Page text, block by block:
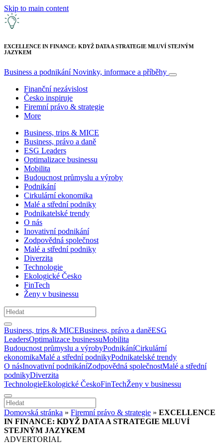
Skip to main content
EXCELLENCE IN FINANCE: KDYŽ DATA A STRATEGIE MLUVÍ STEJNÝM
JAZYKEM
Business a podnikáníNovinky, informace a příběhy
Finanční nezávislost
Česko inspiruje
Firemní právo & strategie
More
Business, trips & MICE
Business, právo a daně
ESG Leaders
Optimalizace businessu
Mobilita
Budoucnost průmyslu a výroby
Podnikání
Cirkulární ekonomika
Malé a střední podniky
Podnikatelské trendy
O nás
Inovativní podnikání
Zodpovědná společnost
Malé a střední podniky
Diverzita
Technologie
Ekologické Česko
FinTech
Ženy v businessu
Business, trips & MICEBusiness, právo a daněESG
LeadersOptimalizace businessuMobilita
Budoucnost průmyslu a výrobyPodnikáníCirkulární
ekonomikaMalé a střední podnikyPodnikatelské trendy
O násInovativní podnikáníZodpovědná společnostMalé a střední
podnikyDiverzita
TechnologieEkologické ČeskoFinTechŽeny v businessu
Domovská stránka » Firemní právo & strategie » EXCELLENCE
IN FINANCE: KDYŽ DATA A STRATEGIE MLUVÍ
STEJNÝM JAZYKEM
ADVERTORIAL